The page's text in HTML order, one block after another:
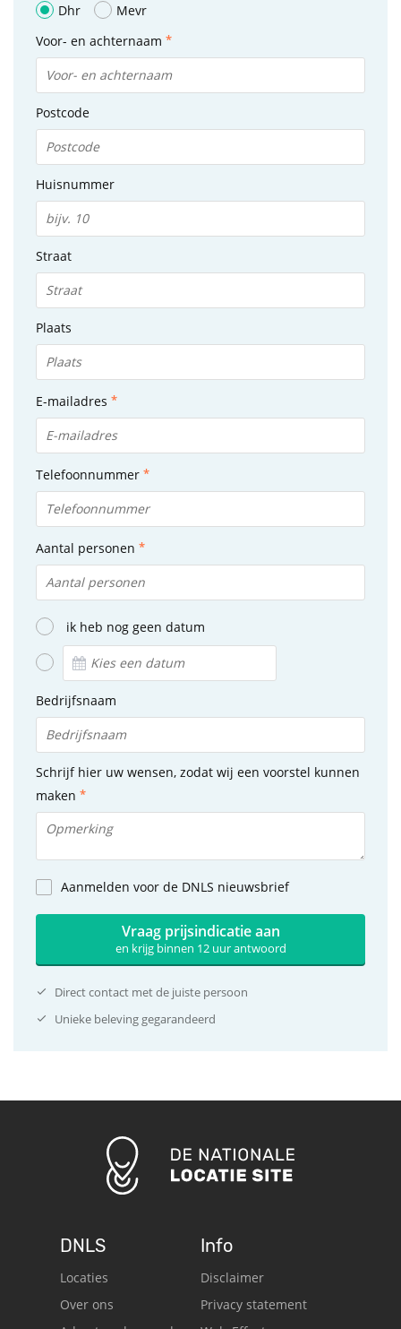
Dhr
Mevr
Voor- en achternaam
Postcode
Huisnummer
Straat
Plaats
E-mailadres
Telefoonnummer
Aantal personen
ik heb nog geen datum
Bedrijfsnaam
Schrijf hier uw wensen, zodat wij een voorstel kunnen
maken
Aanmelden voor de DNLS nieuwsbrief
Vraag prijsindicatie aan
en krijg binnen 12 uur antwoord
Direct contact met de juiste persoon
Unieke beleving gegarandeerd
DNLS
Locaties
Over ons
Info
Disclaimer
Privacy statement